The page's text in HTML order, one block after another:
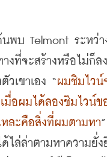
นพบ Telmont ระหว่า
างที่จะสร้างหรือไม่ก็
วเขาเอง “ผมชิมไวน์
มื่อผมได้ลองชิมไวน์ข
ละคือสิ่งที่ผมตามหา”
ไล่ล่าตามหาความยั่ง